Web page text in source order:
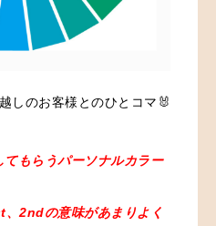
しのお客様とのひとコマ🐰
もらうパーソナルカラー
2ndの意味があまりよく